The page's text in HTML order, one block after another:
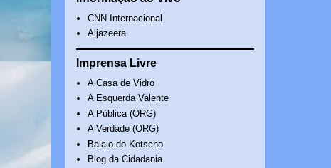
CNN Internacional
Aljazeera
Imprensa Livre
A Casa de Vidro
A Esquerda Valente
A Pública (ORG)
A Verdade (ORG)
Balaio do Kotscho
Blog da Cidadania